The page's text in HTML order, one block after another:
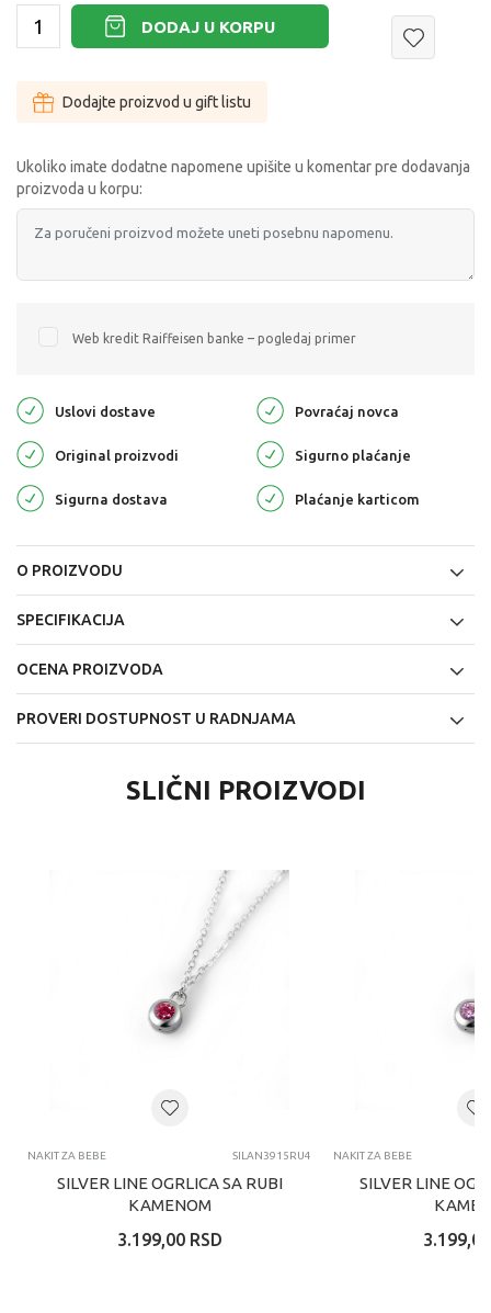
DODAJ U KORPU
Dodajte proizvod u gift listu
Ukoliko imate dodatne napomene upišite u komentar pre dodavanja
proizvoda u korpu:
Web kredit Raiffeisen banke – pogledaj primer
Uslovi dostave Povraćaj novca
Original proizvodi Sigurno plaćanje
Sigurna dostava Plaćanje karticom
O PROIZVODU
SPECIFIKACIJA
OCENA PROIZVODA
PROVERI DOSTUPNOST U RADNJAMA
SLIČNI PROIZVODI
NAKIT ZA BEBE SILAN3915RU4
SILVER LINE OGRLICA SA RUBI
KAMENOM
3.199,00 RSD
NAKIT ZA BEBE
SILVER LINE
3.199,00